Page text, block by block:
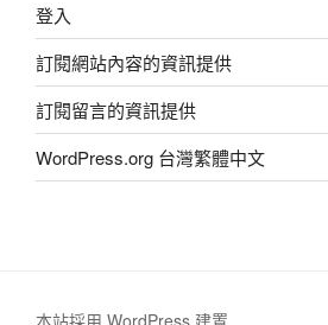
登入
訂閱網站內容的資訊提供
訂閱留言的資訊提供
WordPress.org 台灣繁體中文